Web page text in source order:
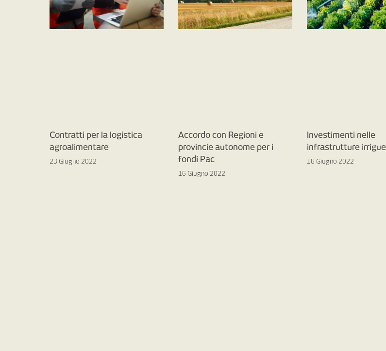
Contratti per la logistica
agroalimentare
23 Giugno 2022
Accordo con Regioni e
provincie autonome per i
fondi Pac
16 Giugno 2022
Investimenti nelle
infrastrutture irrigue
16 Giugno 2022